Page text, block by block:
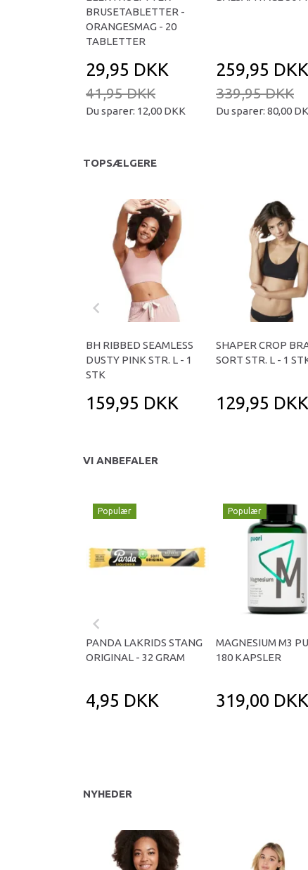
BRUSETABLETTER -
ORANGESMAG - 20
TABLETTER
29,95 DKK
41,95 DKK
Du sparer: 12,00 DKK
259,95 DKK
339,95 DKK
Du sparer: 80,00
TOPSÆLGERE
BH RIBBED SEAMLESS
DUSTY PINK STR. L - 1
STK
159,95 DKK
SHAPER CROP
SORT STR. L - 1
129,95 DKK
VI ANBEFALER
Populær
PANDA LAKRIDS STANG
ORIGINAL - 32 GRAM
4,95 DKK
Populær
MAGNESIUM M3
180 KAPSLER
319,00 DKK
NYHEDER